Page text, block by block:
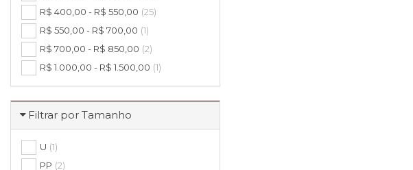
R$ 400,00 - R$ 550,00 (25)
R$ 550,00 - R$ 700,00 (1)
R$ 700,00 - R$ 850,00 (2)
R$ 1.000,00 - R$ 1.500,00 (1)
Filtrar por Tamanho
U (1)
PP (2)